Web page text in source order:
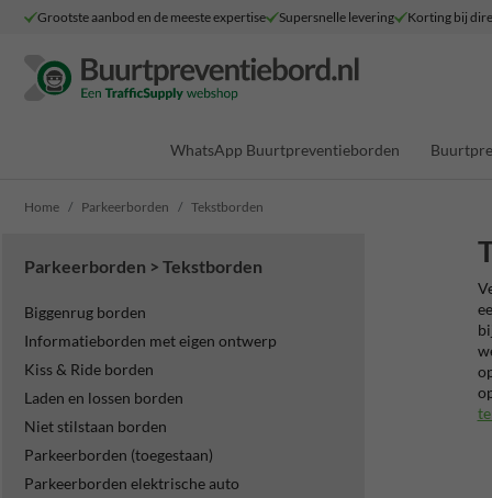
Grootste aanbod en de meeste expertise Supersnelle levering Korting bij
WhatsApp Buurtpreventieborden
Home Parkeerborden Tekstborden
Parkeerborden > Tekstborden
Biggenrug borden
Informatieborden met eigen ontwerp
Kiss & Ride borden
Laden en lossen borden
Niet stilstaan borden
Parkeerborden (toegestaan)
Parkeerborden elektrische auto